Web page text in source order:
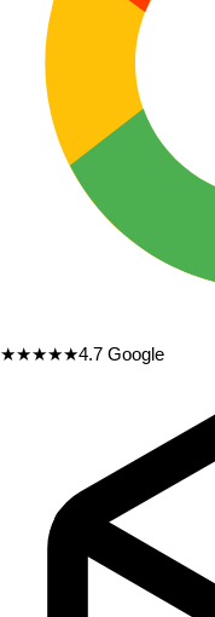
★★★★★4.7 Google